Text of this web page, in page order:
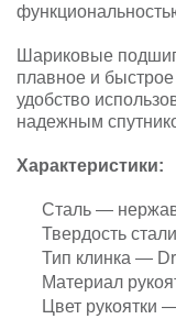
Шариковые
плавное и
удобство
надежным
Характеристики:
Сталь —
Твердость
Тип клинка —
Материал
Цвет рукоятки